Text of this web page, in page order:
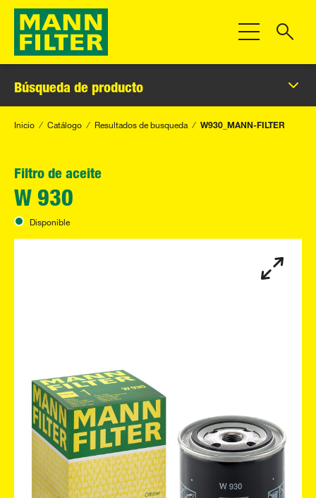
Toggle
Búsqueda de producto
Inicio Catálogo Resultados de busqueda W930_MANN-FILTER
Filtro de aceite
W 930
Disponible